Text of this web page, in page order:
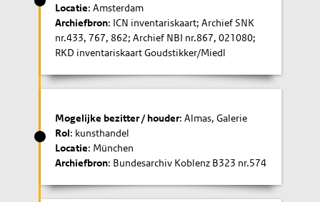
Locatie: Amsterdam
Archiefbron: ICN inventariskaart; Archief SNK
nr.433, 767, 862; Archief NBI nr.867, 021080;
RKD inventariskaart Goudstikker/Miedl
Mogelijke bezitter / houder: Almas, Galerie
Rol: kunsthandel
Locatie: München
Archiefbron: Bundesarchiv Koblenz B323 nr.574